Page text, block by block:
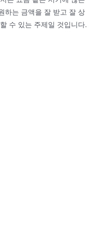
하는 금액을 잘 받고 잘 상
수 있는 주제일 것입니다.